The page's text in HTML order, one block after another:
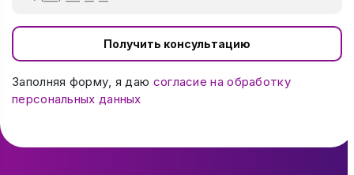
Получить консультацию
Заполняя форму, я даю согласие на обработку
персональных данных